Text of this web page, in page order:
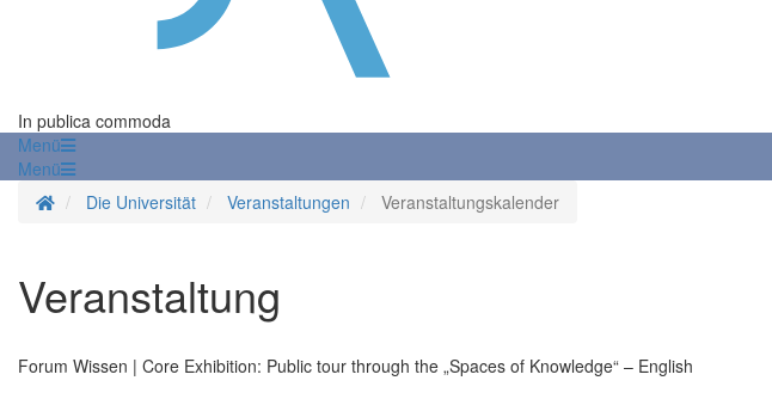
In publica commoda
Menü
Menü
StartseiteDie Universität Veranstaltungen Veranstaltungskalender
Veranstaltung
Forum Wissen | Core Exhibition: Public tour through the „Spaces of Knowledge“ – English